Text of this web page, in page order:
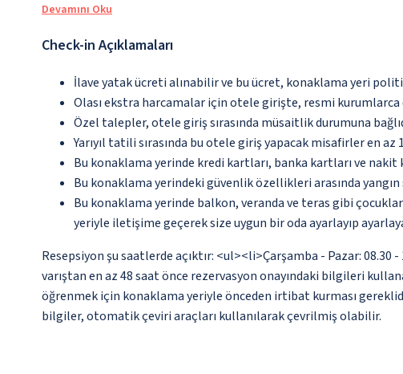
Devamını Oku
Check-in Açıklamaları
İlave yatak ücreti alınabilir ve bu ücret, konaklama yeri
Olası ekstra harcamalar için otele girişte, resmi
Özel talepler, otele giriş sırasında müsaitlik durumuna
Yarıyıl tatili sırasında bu otele giriş yapacak misafirler en az
Bu konaklama yerinde kredi kartları, banka kartları ve
Bu konaklama yerindeki güvenlik özellikleri arasında
Bu konaklama yerinde balkon, veranda ve teras gibi
yeriyle iletişime geçerek size uygun bir oda ayarlayıp
Resepsiyon şu saatlerde açıktır: <ul><li>Çarşamba - Pazar:
varıştan en az 48 saat önce rezervasyon onayındaki bilgileri
öğrenmek için konaklama yeriyle önceden irtibat kurması
bilgiler, otomatik çeviri araçları kullanılarak çevrilmiş olabilir.